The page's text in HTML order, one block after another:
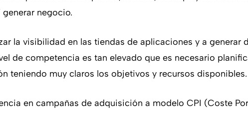
negocio.
la visibilidad en las tiendas de aplicaciones y a generar
de competencia es tan elevado que es necesario
teniendo muy claros los objetivos y recursos disponibles.
en campañas de adquisición a modelo CPI (Coste